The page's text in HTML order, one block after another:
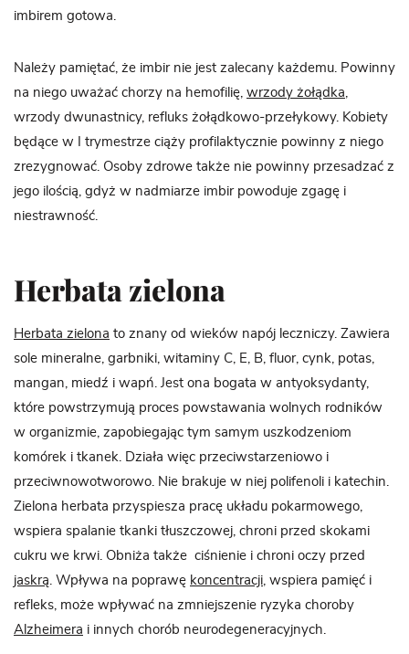
imbirem gotowa.
Należy pamiętać, że imbir nie jest zalecany każdemu. Powinny
na niego uważać chorzy na hemofilię, wrzody żołądka,
wrzody dwunastnicy, refluks żołądkowo-przełykowy. Kobiety
będące w I trymestrze ciąży profilaktycznie powinny z niego
zrezygnować. Osoby zdrowe także nie powinny przesadzać z
jego ilością, gdyż w nadmiarze imbir powoduje zgagę i
niestrawność.
Herbata zielona
Herbata zielona to znany od wieków napój leczniczy. Zawiera
sole mineralne, garbniki, witaminy C, E, B, fluor, cynk, potas,
mangan, miedź i wapń. Jest ona bogata w antyoksydanty,
które powstrzymują proces powstawania wolnych rodników
w organizmie, zapobiegając tym samym uszkodzeniom
komórek i tkanek. Działa więc przeciwstarzeniowo i
przeciwnowotworowo. Nie brakuje w niej polifenoli i katechin.
Zielona herbata przyspiesza pracę układu pokarmowego,
wspiera spalanie tkanki tłuszczowej, chroni przed skokami
cukru we krwi. Obniża także ciśnienie i chroni oczy przed
jaskrą. Wpływa na poprawę koncentracji, wspiera pamięć i
refleks, może wpływać na zmniejszenie ryzyka choroby
Alzheimera i innych chorób neurodegeneracyjnych.